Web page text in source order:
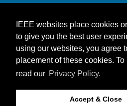
IEEE websites place cookies
to give you the best user
using our websites, you agree
placement of these cookies. To
read our Privacy Policy.
Accept & Close